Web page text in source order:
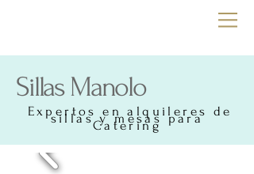
Sillas Manolo
Expertos en alquileres de
sillas y mesas para
Catering